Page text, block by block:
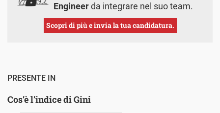
Engineerda integrare nel suo team.
Scopri di più e invia la tua candidatura.
PRESENTE IN
Cos’è l’indice di Gini